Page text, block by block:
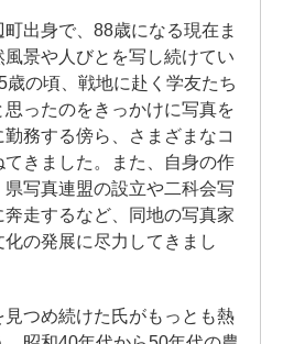
出身で、88歳になる現在ま
景や人びとを写し続けてい
歳の頃、戦地に赴く学友たち
ったのをきっかけに写真を
務する傍ら、さまざまなコ
きました。また、自身の作
写真連盟の設立や二科会写
走するなど、同地の写真家
の発展に尽力してきまし
つめ続けた氏がもっとも熱